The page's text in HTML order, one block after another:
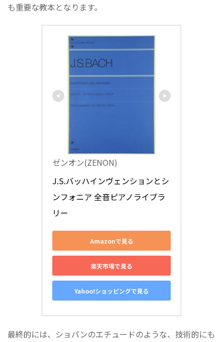
も重要な教本となります。
ゼンオン(ZENON)
J.S.バッハインヴェンションとシ
ンフォニア 全音ピアノライブラ
リー
Amazonで見る
楽天市場で見る
Yahoo!ショッピングで見る
最終的には、ショパンのエチュードのような、技術的にも